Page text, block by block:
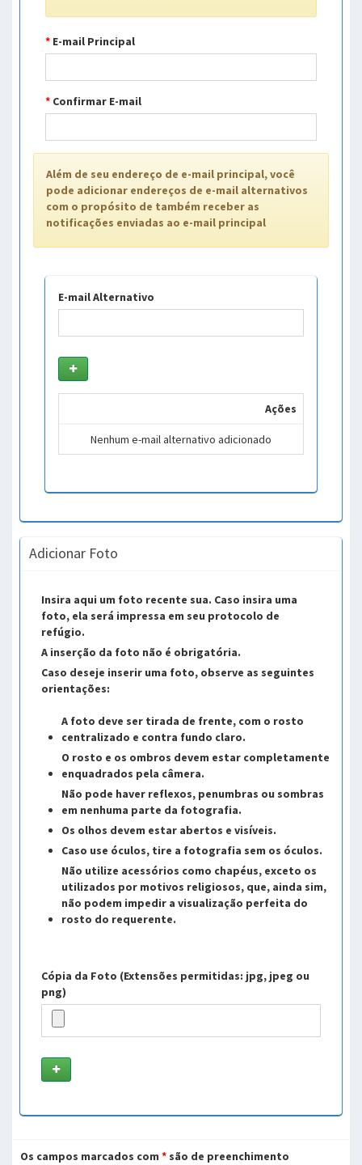
* E-mail Principal
* Confirmar E-mail
Além de seu endereço de e-mail principal, você
pode adicionar endereços de e-mail alternativos
com o propósito de também receber as
notificações enviadas ao e-mail principal
E-mail Alternativo
Ações
Nenhum e-mail alternativo adicionado
Adicionar Foto
Insira aqui um foto recente sua. Caso insira uma
foto, ela será impressa em seu protocolo de
refúgio.
A inserção da foto não é obrigatória.
Caso deseje inserir uma foto, observe as seguintes
orientações:
A foto deve ser tirada de frente, com o rosto
centralizado e contra fundo claro.
O rosto e os ombros devem estar completamente
enquadrados pela câmera.
Não pode haver reflexos, penumbras ou sombras
em nenhuma parte da fotografia.
Os olhos devem estar abertos e visíveis.
Caso use óculos, tire a fotografia sem os óculos.
Não utilize acessórios como chapéus, exceto os
utilizados por motivos religiosos, que, ainda sim,
não podem impedir a visualização perfeita do
rosto do requerente.
Cópia da Foto (Extensões permitidas: jpg, jpeg ou
png)
Os campos marcados com * são de preenchimento